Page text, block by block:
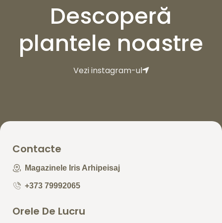
Descoperă
plantele noastre
Vezi instagram-ul
Contacte
Magazinele Iris Arhipeisaj
+373 79992065
Orele De Lucru